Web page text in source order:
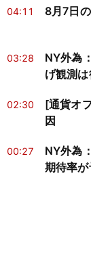
04:11 8月7日
03:28
NY外為
げ観測
02:30
[通貨オ
因
00:27
NY外為
期待率